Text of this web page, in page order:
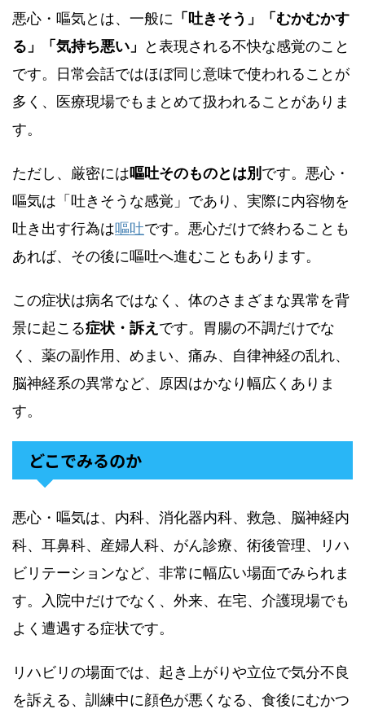
悪心・嘔気とは、一般に 「吐きそう」「むかむかす
る」「気持ち悪い」
と表現される不快な感覚のこと
です。日常会話ではほぼ同じ意味で使われることが
多く、医療現場でもまとめて扱われることがありま
す。
ただし、厳密には嘔吐そのものとは別 です。悪心・
嘔気は「吐きそうな感覚」であり、実際に内容物を
吐き出す行為は嘔吐です。悪心だけで終わることも
あれば、その後に嘔吐へ進むこともあります。
この症状は病名ではなく、体のさまざまな異常を背
景に起こる症状・訴え です。胃腸の不調だけでな
く、薬の副作用、めまい、痛み、自律神経の乱れ、
脳神経系の異常など、原因はかなり幅広くありま
す。
どこでみるのか
悪心・嘔気は、内科、消化器内科、救急、脳神経内
科、耳鼻科、産婦人科、がん診療、術後管理、リハ
ビリテーションなど、非常に幅広い場面でみられま
す。入院中だけでなく、外来、在宅、介護現場でも
よく遭遇する症状です。
リハビリの場面では、起き上がりや立位で気分不良
を訴える、訓練中に顔色が悪くなる、食後にむかつ